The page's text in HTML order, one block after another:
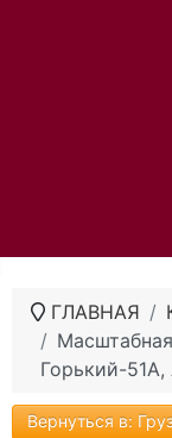
ГЛАВНАЯ
Горький-
Вернуться в: